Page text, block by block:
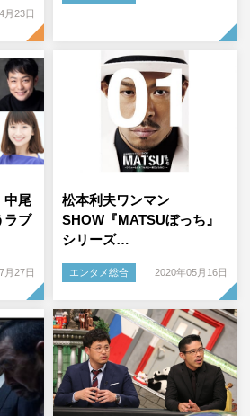
月23日
中尾
ラブ
月27日
松本利夫ワンマン
SHOW『MATSUぼっち』
シリーズ…
エンタメ総合 2020年05月16日